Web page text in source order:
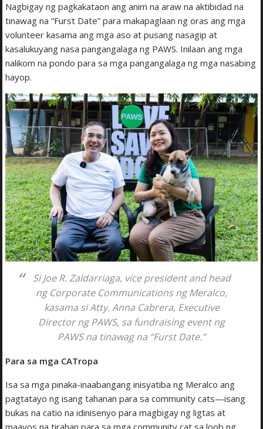
Nagbigay ng pagkakataon ang anim na araw na aktibidad na
tinawag na “Furst Date” para makapaglaan ng oras ang mga
volunteer kasama ang mga aso at pusang nasagip at
kasalukuyang nasa pangangalaga ng PAWS. Inilaan ang mga
nalikom na pondo para sa mga pangangalaga ng mga nasabing
hayop.
Si Joe R. Zaldarriaga, vice president and head
ng Corporate Communications ng Meralco,
kasama si Atty. Anna Cabrera, Executive
Director ng PAWS, sa fundraising event ng
PAWS na tinawag na “Furst Date.”
Para sa mga CATropa
Isa sa mga pinaka-inaabangang inisyatiba ng Meralco ang
pagtatayo ng isang tahanan para sa community cats—isang
bukas na catio na idinisenyo para magbigay ng ligtas at